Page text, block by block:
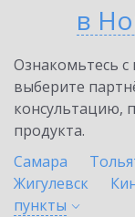
в
Ознакомьтесь
выберите
консультацию,
продукта.
Самара
Жигулевск
пункты